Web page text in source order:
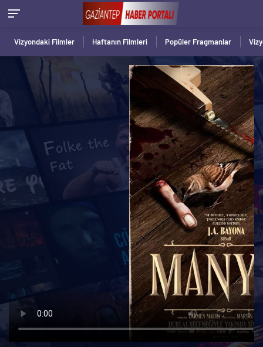
Vizyondaki Filmler Haftanın Filmleri Popüler Fragmanlar